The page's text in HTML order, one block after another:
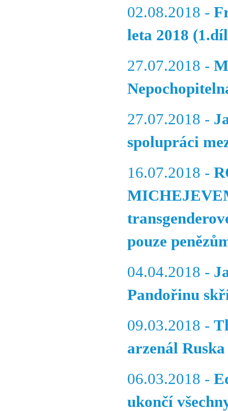
02.08.2018 -
leta 2018
27.07.2018 -
27.07.2018 -
spolupráci
16.07.2018 -
pouze
04.04.2018 -
Pandořinu
09.03.2018 -
arzenál
06.03.2018 -
ukončí